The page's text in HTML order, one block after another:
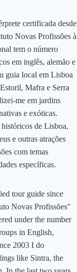
certificada desde
Novas Profissões à
tem o número
em inglês, alemão e
guia local em Lisboa
Mafra e Serra
me em jardins
e exóticas.
de Lisboa,
e outras atrações
com temas
específicas.
tour guide since
Novas Profissões"
under the number
in English,
2003 I do
like Sintra, the